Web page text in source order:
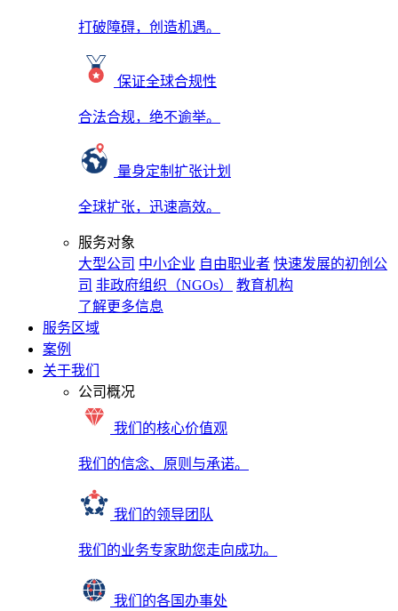
打破障碍，创造机遇。
保证全球合规性
合法合规，绝不逾举。
量身定制扩张计划
全球扩张，迅速高效。
服务对象
大型公司 中小企业 自由职业者 快速发展的初创公
司 非政府组织（NGOs）
教育机构
了解更多信息
服务区域
案例
关于我们
公司概况
我们的核心价值观
我们的信念、原则与承诺。
我们的领导团队
我们的业务专家助您走向成功。
我们的各国办事处